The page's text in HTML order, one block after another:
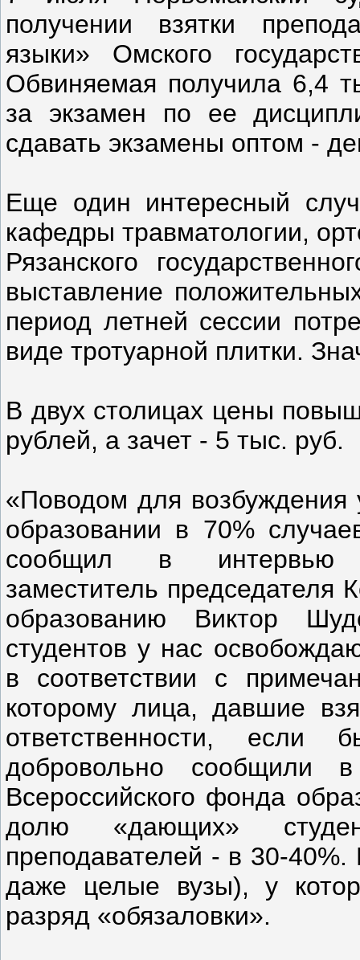
получении взятки
языки» Омского
Обвиняемая получила 6,4
за экзамен по ее
сдавать экзамены оптом -
Еще один интересный
кафедры травматологии,
Рязанского
выставление
период летней сессии
виде тротуарной плитки.
В двух столицах цены
рублей, а зачет - 5 тыс. руб.
«Поводом для возбуждения
образовании в 70%
сообщил в интервью
заместитель председателя
образованию Виктор
студентов у нас
в соответствии с
которому лица, давшие
ответственности,
добровольно сообщили
Всероссийского фонда
долю «дающих»
преподавателей - в 30-40%.
даже целые вузы), у
разряд «обязаловки».